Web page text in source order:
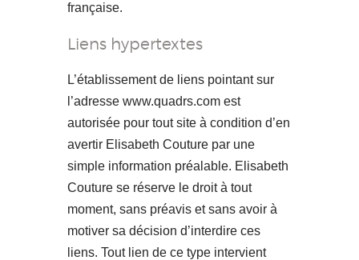
française.
Liens hypertextes
L’établissement de liens pointant sur
l’adresse www.quadrs.com est
autorisée pour tout site à condition d’en
avertir Elisabeth Couture par une
simple information préalable. Elisabeth
Couture se réserve le droit à tout
moment, sans préavis et sans avoir à
motiver sa décision d’interdire ces
liens. Tout lien de ce type intervient